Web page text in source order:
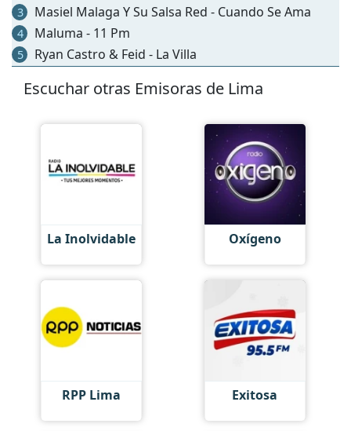
3 Masiel Malaga Y Su Salsa Red - Cuando Se Ama
4 Maluma - 11 Pm
5 Ryan Castro & Feid - La Villa
Escuchar otras Emisoras de Lima
La Inolvidable Oxígeno
RPP Lima Exitosa